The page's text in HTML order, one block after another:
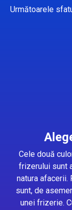
Următoarele
Cele două
frizerului sunt
natura afacerii.
sunt, de
unei frizerie.